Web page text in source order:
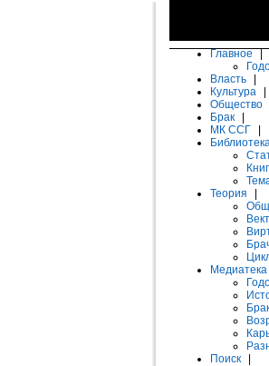
Главное
Власть
Культура
Общество
Брак
МК ССГ
Теория
Медиатека
Поиск